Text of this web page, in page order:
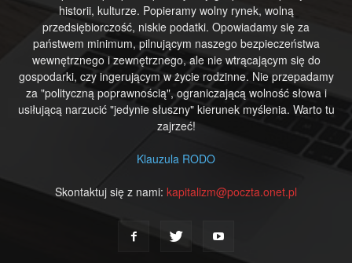
historii, kulturze. Popieramy wolny rynek, wolną
przedsiębiorczość, niskie podatki. Opowiadamy się za
państwem minimum, pilnującym naszego bezpieczeństwa
wewnętrznego i zewnętrznego, ale nie wtrącającym się do
gospodarki, czy ingerującym w życie rodzinne. Nie przepadamy
za "polityczną poprawnością", ograniczającą wolność słowa i
usiłującą narzucić "jedynie słuszny" kierunek myślenia. Warto tu
zajrzeć!
Klauzula RODO
Skontaktuj się z nami: kapitalizm@poczta.onet.pl